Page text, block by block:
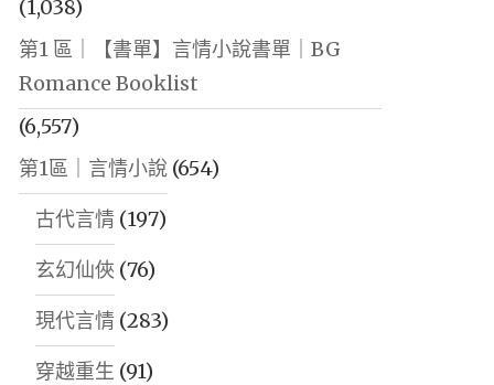
(1,038)
第1 區｜【書單】言情小說書單｜BG
Romance Booklist
(6,557)
第1區｜言情小說(654)
古代言情(197)
玄幻仙俠 (76)
現代言情(283)
穿越重生 (91)